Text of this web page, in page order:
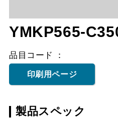
YMKP565-
品目コード
印刷用ページ
製品スペック